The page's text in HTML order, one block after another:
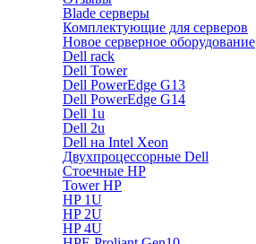
Blade серверы
Комплектующие для серверов
Новое серверное оборудование
Dell rack
Dell Tower
Dell PowerEdge G13
Dell PowerEdge G14
Dell 1u
Dell 2u
Dell на Intel Xeon
Двухпроцессорные Dell
Стоечные HP
Tower HP
HP 1U
HP 2U
HP 4U